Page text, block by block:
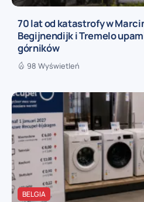
70 lat od katastrofy w
Begijnendijk i Tremelo
górników
98 Wyświetleń
BELGIA